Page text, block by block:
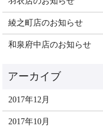
綾之町店のお知らせ
和泉府中店のお知らせ
2017年12月
2017年10月